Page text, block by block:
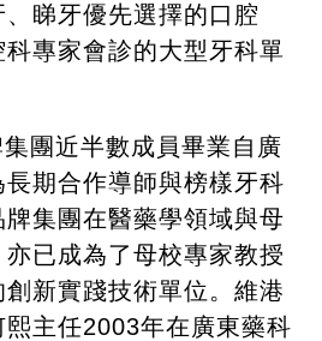
睇牙優先選擇的口腔
專家會診的大型牙科單
團近半數成員畢業自廣
期合作導師與榜樣牙科
集團在醫藥學領域與母
已成為了母校專家教授
新實踐技術單位。維港
主任2003年在廣東藥科